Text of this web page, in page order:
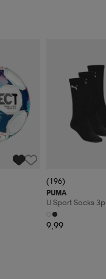
(196)
PUMA
U Sport Socks 3p
9,99